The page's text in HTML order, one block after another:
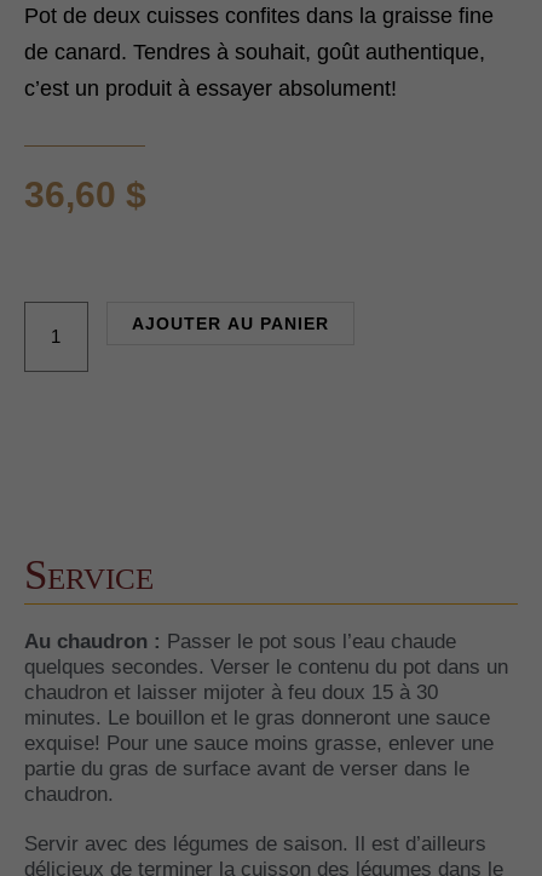
Pot de deux cuisses confites dans la graisse fine
de canard. Tendres à souhait, goût authentique,
c’est un produit à essayer absolument!
36,60 $
canard
AJOUTER AU PANIER
Service
Au chaudron : Passer le pot sous l’eau chaude
quelques secondes. Verser le contenu du pot dans un
chaudron et laisser mijoter à feu doux 15 à 30
minutes. Le bouillon et le gras donneront une sauce
exquise! Pour une sauce moins grasse, enlever une
partie du gras de surface avant de verser dans le
chaudron.
Servir avec des légumes de saison. Il est d’ailleurs
délicieux de terminer la cuisson des légumes dans le